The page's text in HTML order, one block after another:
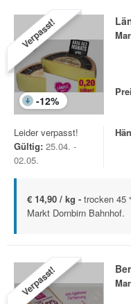
Verpasst!
-12%
Leider verpasst!
Gültig: 25.04. -
02.05.
€ 14,90 / kg - trocken 45
Markt Dornbirn Bahnhof.
Verpasst!